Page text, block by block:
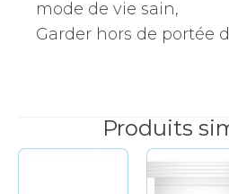
mode de vie sain,
Garder hors de portée
Produits